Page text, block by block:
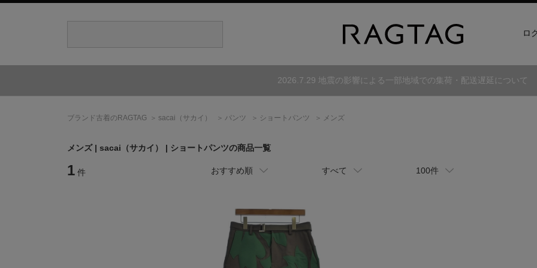
ロ
2026.7.29 地震の影響による一部地域での集荷・配送遅延について
ブランド古着のRAGTAG sacai （サカイ） パンツ ショートパンツ メンズ
メンズ | sacai （サカイ） | ショートパンツの商品一覧
1 件 おすすめ順 すべて 100件